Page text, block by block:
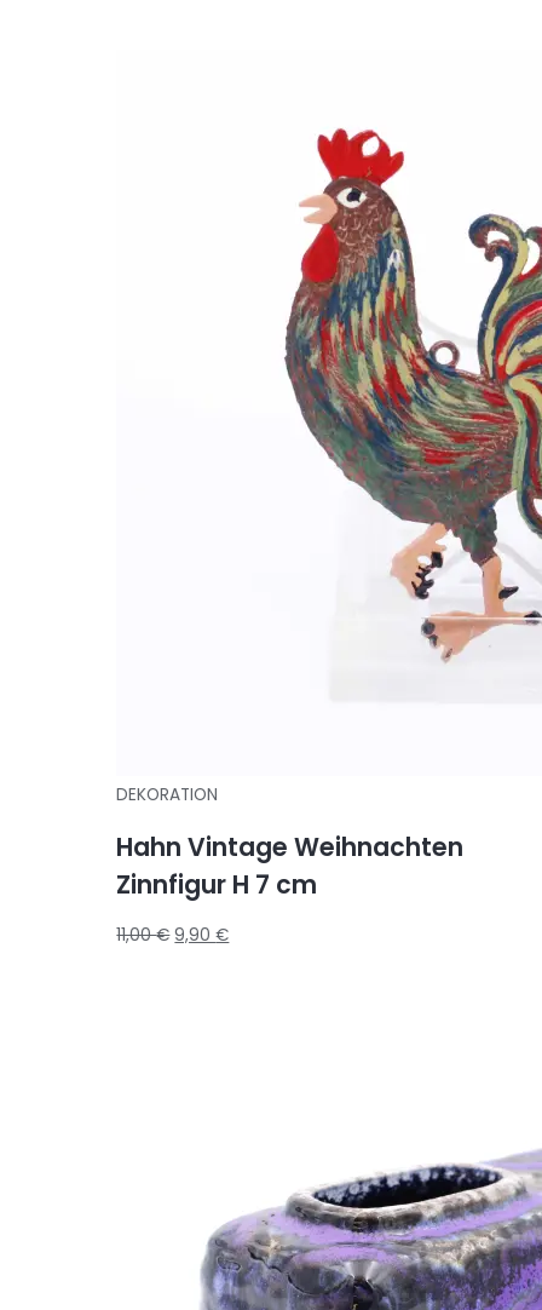
DEKORATION
Hahn Vintage Weihnachten
Zinnfigur H 7 cm
11,00€ 9,90€